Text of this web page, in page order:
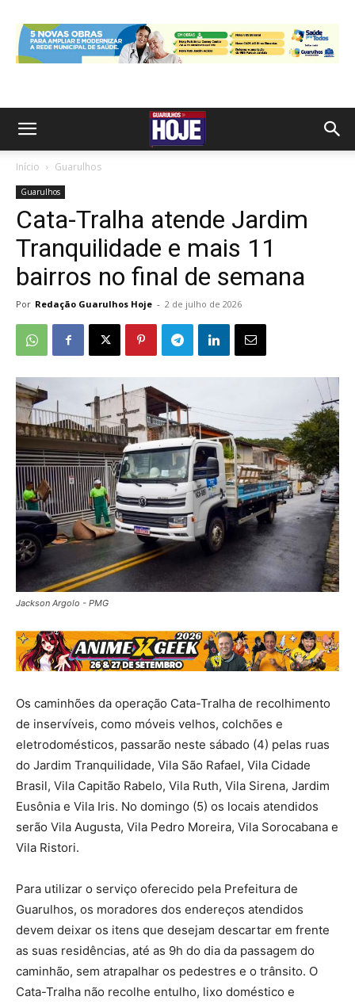
Início Guarulhos
Guarulhos
Cata-Tralha atende Jardim
Tranquilidade e mais 11
bairros no final de semana
Por Redação Guarulhos Hoje - 2 de julho de 2026
Jackson Argolo - PMG
Os caminhões da operação Cata-Tralha de recolhimento
de inservíveis, como móveis velhos, colchões e
eletrodomésticos, passarão neste sábado (4) pelas ruas
do Jardim Tranquilidade, Vila São Rafael, Vila Cidade
Brasil, Vila Capitão Rabelo, Vila Ruth, Vila Sirena, Jardim
Eusônia e Vila Iris. No domingo (5) os locais atendidos
serão Vila Augusta, Vila Pedro Moreira, Vila Sorocabana e
Vila Ristori.
Para utilizar o serviço oferecido pela Prefeitura de
Guarulhos, os moradores dos endereços atendidos
devem deixar os itens que desejam descartar em frente
as suas residências, até as 9h do dia da passagem do
caminhão, sem atrapalhar os pedestres e o trânsito. O
Cata-Tralha não recolhe entulho, lixo doméstico e